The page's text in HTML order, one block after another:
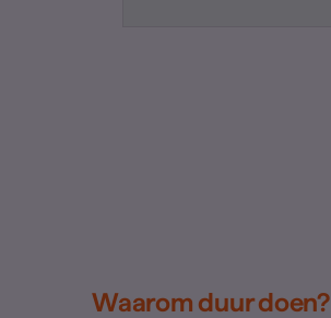
Waarom duur doen?